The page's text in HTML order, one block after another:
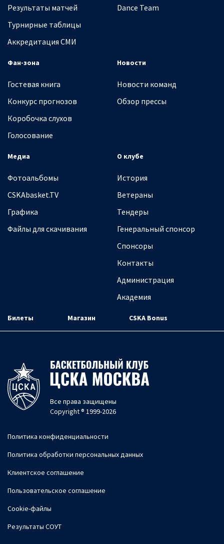
Результаты матчей
Турнирные таблицы
Аккредитация СМИ
Dance Team
Фан-зона
Гостевая книга
Конкурс прогнозов
Коробочка слухов
Голосование
Новости
Новости команд
Обзор прессы
Медиа
Фотоальбомы
CSKAbasket.TV
Графика
Файлы для скачивания
О клубе
История
Ветераны
Тендеры
Генеральный спонсор
Спонсоры
Контакты
Администрация
Академия
Билеты Магазин CSKA Bonus
Все права защищены
Copyright ® 1999-2026
Политика конфиденциальности
Политика обработки персональных данных
Клиентское соглашение
Пользовательское соглашение
Cookie-файлы
Результаты СОУТ